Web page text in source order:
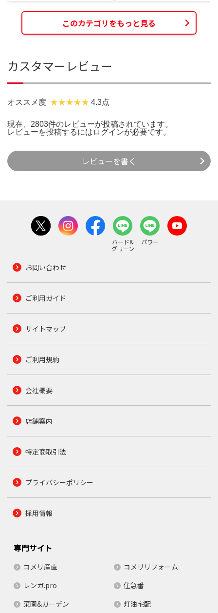
このカテゴリをもっと見る
カスタマーレビュー
オススメ度 4.3点
現在、2803件のレビューが投稿されています。
レビューを投稿するには ログインが必要です。
レビューを書く
ハード&
グリーン
パワー
お問い合わせ
ご利用ガイド
サイトマップ
ご利用規約
会社概要
店舗案内
特定商取引法
プライバシーポリシー
採用情報
専門サイト
コメリ産直
コメリリフォーム
レンガ.pro
住急番
菜園&ガーデン
灯油宅配